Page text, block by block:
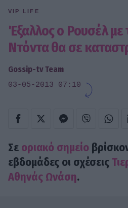
VIP LIFE
Έξαλλος ο Ρουσέλ
Ντόντα θα σε
Gossip-tv Team
03-05-2013 07:10
Σε οριακό σημείο
εβδομάδες οι σχέσεις
Αθηνάς Ωνάση.